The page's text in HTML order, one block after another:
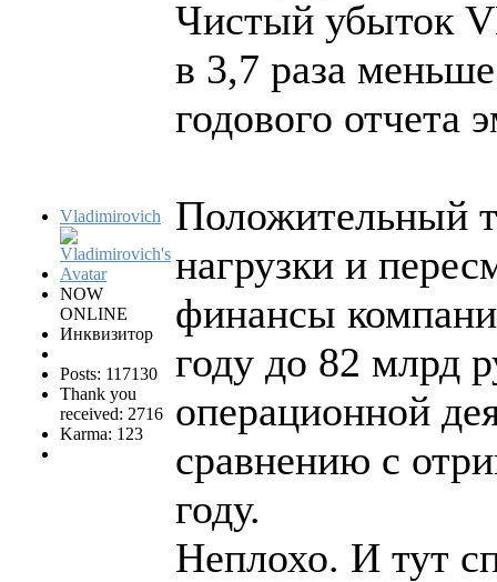
Vladimirovich
NOW
ONLINE
Инквизитор
Posts: 117130
Thank you
received: 2716
Karma: 123
Чистый убыток
в 3,7 раза
годового отчета
Положительный
нагрузки и
финансы
году до 82 млрд
операционной
сравнению с
году.
Неплохо. И тут